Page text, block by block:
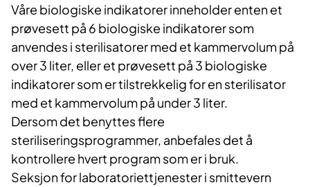
Våre biologiske indikatorer inneholder enten et
prøvesett på 6 biologiske indikatorer som
anvendes i sterilisatorer med et kammervolum på
over 3 liter, eller et prøvesett på 3 biologiske
indikatorer som er tilstrekkelig for en sterilisator
med et kammervolum på under 3 liter.
Dersom det benyttes flere
steriliseringsprogrammer, anbefales det å
kontrollere hvert program som er i bruk.
Seksjon for laboratoriettjenester i smittevern